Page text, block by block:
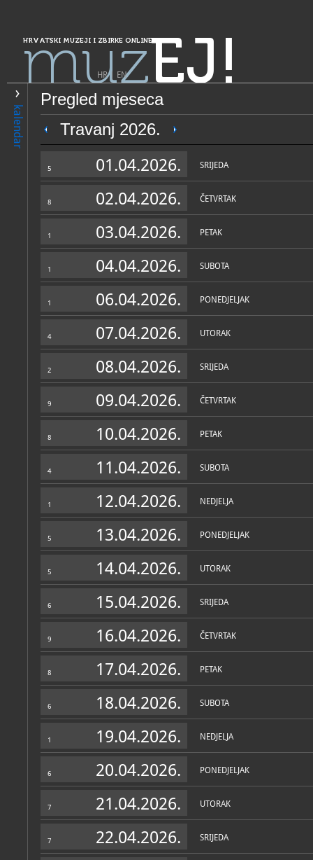
HRVATSKI MUZEJI I ZBIRKE ONLINE
muzEJ!
HR| EN
kalendar
Pregled mjeseca
Travanj 2026.
5 01.04.2026. SRIJEDA
8 02.04.2026. ČETVRTAK
1 03.04.2026. PETAK
1 04.04.2026. SUBOTA
1 06.04.2026. PONEDJELJAK
4 07.04.2026. UTORAK
2 08.04.2026. SRIJEDA
9 09.04.2026. ČETVRTAK
8 10.04.2026. PETAK
4 11.04.2026. SUBOTA
1 12.04.2026. NEDJELJA
5 13.04.2026. PONEDJELJAK
5 14.04.2026. UTORAK
6 15.04.2026. SRIJEDA
9 16.04.2026. ČETVRTAK
8 17.04.2026. PETAK
6 18.04.2026. SUBOTA
1 19.04.2026. NEDJELJA
6 20.04.2026. PONEDJELJAK
7 21.04.2026. UTORAK
7 22.04.2026. SRIJEDA
PRETRAŽIVANJE
Grad Zagreb
Donacija Zlatić
OPĆI PODACI
Muzej
postav kiparskih djela
između 1975. i 2005. g.
bronci, granitu i drvu, o
znak, a njihovim
Zlatko Zlatić (1933.-
Vanje Radauša. Imao je
diljem Hrvatske, a
izložbama u zemlji i
kiparskim simpozijima i
desetak njegovih većih
Zbirke
OSTALE ZBIRKE
Donacija skulptura